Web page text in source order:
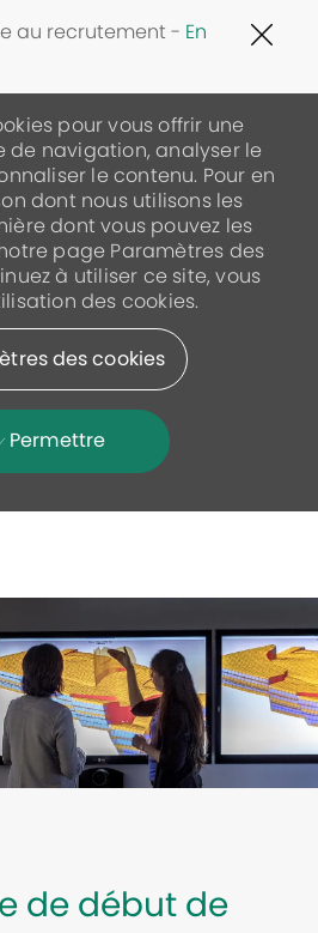
au recrutement - En
pour vous offrir une
de navigation, analyser le
le contenu. Pour en
dont nous utilisons les
dont vous pouvez les
page Paramètres des
à utiliser ce site, vous
des cookies.
des cookies
Permettre
de début de